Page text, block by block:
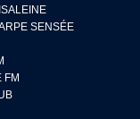
SENSÉE
FM